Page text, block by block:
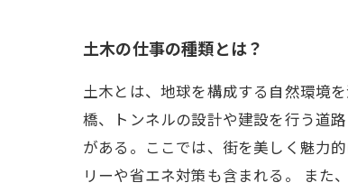
土木の仕事の種類とは？
土木とは、地球を構成する自然環境
橋、トンネルの設計や建設を行う道
がある。ここでは、街を美しく魅力
リーや省エネ対策も含まれる。 また